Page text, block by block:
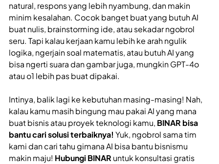
natural, respons yang lebih nyambung, dan makin
minim kesalahan. Cocok banget buat yang butuh AI
buat nulis, brainstorming ide, atau sekadar ngobrol
seru. Tapi kalau kerjaan kamu lebih ke arah ngulik
logika, ngerjain soal matematis, atau butuh AI yang
bisa ngerti suara dan gambar juga, mungkin GPT-4o
atau o1 lebih pas buat dipakai.
Intinya, balik lagi ke kebutuhan masing-masing! Nah,
kalau kamu masih bingung mau pakai AI yang mana
buat bisnis atau proyek teknologi kamu, BINAR bisa
bantu cari solusi terbaiknya! Yuk, ngobrol sama tim
kami dan cari tahu gimana AI bisa bantu bisnismu
makin maju! Hubungi BINAR untuk konsultasi gratis